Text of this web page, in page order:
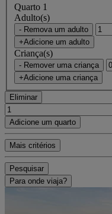
Quarto 1
Adulto(s)
- Remova um adulto
+Adicione um adulto
Criança(s)
- Remover uma criança
+Adicione uma criança
Eliminar
Adicione um quarto
Mais critérios
Pesquisar
Para onde viaja?